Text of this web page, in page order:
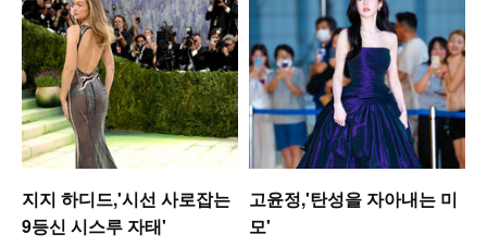
지지 하디드,'시선 사로잡는
9등신 시스루 자태'
고윤정,'탄성을 자아내는 미
모'